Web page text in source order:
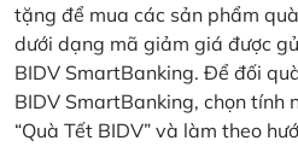
tặng để mua các sản phẩm
dưới dạng mã giảm giá được
BIDV SmartBanking. Để đối
BIDV SmartBanking, chọn tính
“Quà Tết BIDV” và làm theo